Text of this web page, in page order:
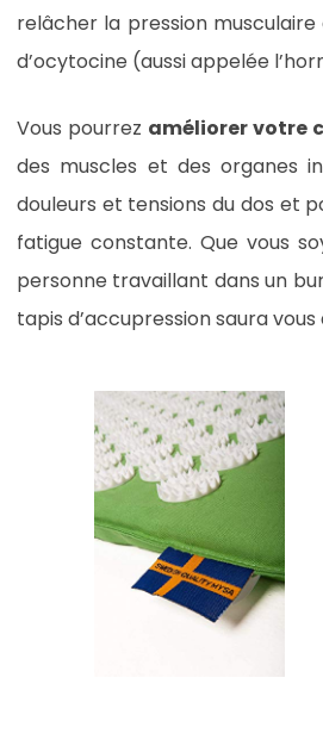
relâcher la pression
d’ocytocine (aussi appelée
Vous pourrez améliorer votre
des muscles et des organes
douleurs et tensions du dos et
fatigue constante. Que vous
personne travaillant dans un
tapis d’accupression saura